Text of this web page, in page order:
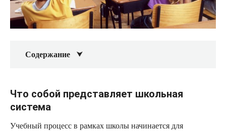
Содержание
Что собой представляет школьная
система
Учебный процесс в рамках школы начинается для